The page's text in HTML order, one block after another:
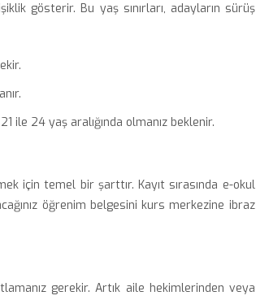
gösterir. Bu yaş sınırları, adayların sürüş
ile 24 yaş aralığında olmanız beklenir.
için temel bir şarttır. Kayıt sırasında e-okul
öğrenim belgesini kurs merkezine ibraz
gerekir. Artık aile hekimlerinden veya